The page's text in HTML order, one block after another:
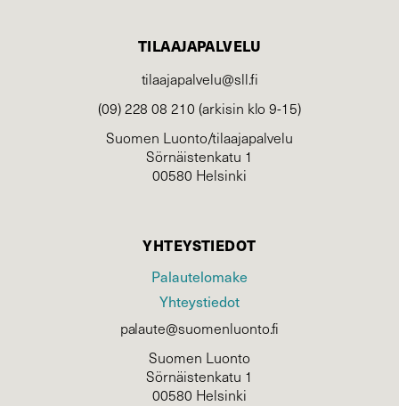
TILAAJAPALVELU
tilaajapalvelu@sll.fi
(09) 228 08 210 (arkisin klo 9-15)
Suomen Luonto/tilaajapalvelu
Sörnäistenkatu 1
00580 Helsinki
YHTEYSTIEDOT
Palautelomake
Yhteystiedot
palaute@suomenluonto.fi
Suomen Luonto
Sörnäistenkatu 1
00580 Helsinki